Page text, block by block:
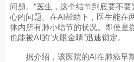
问题。“医生，这个结节到底要不要
心的问题。在AI帮助下，医生能在
体内所有肺小结节的状况。即使是
也能被AI的“火眼金睛”迅速锁定。
据介绍，该医院的AI在肺癌早